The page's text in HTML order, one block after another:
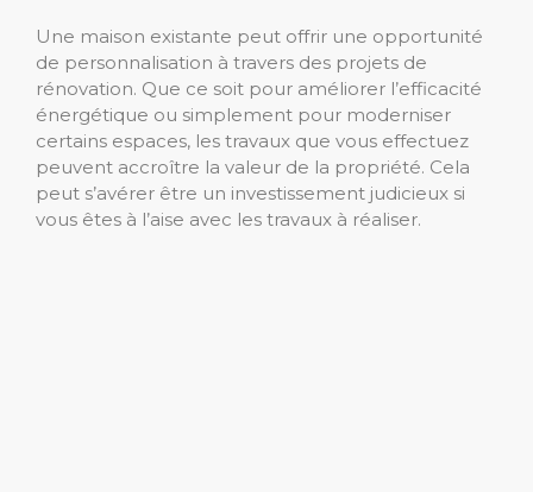
Une maison existante peut offrir une opportunité
de personnalisation à travers des projets de
rénovation. Que ce soit pour améliorer l’efficacité
énergétique ou simplement pour moderniser
certains espaces, les travaux que vous effectuez
peuvent accroître la valeur de la propriété. Cela
peut s’avérer être un investissement judicieux si
vous êtes à l’aise avec les travaux à réaliser.